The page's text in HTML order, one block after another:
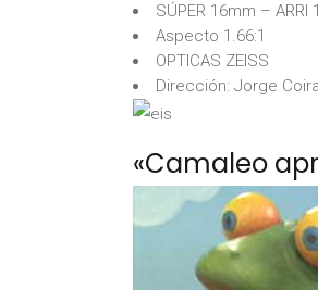
SÚPER 16mm – ARRI
Aspecto 1.66:1
OPTICAS ZEISS
Dirección: Jorge Coira
«Camaleo